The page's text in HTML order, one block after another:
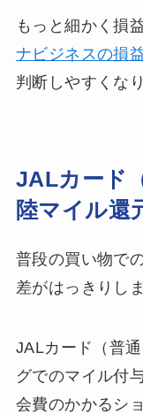
もっと細かく損
ナビジネスの損
判断しやすくな
JALカード
陸マイル還
普段の買い物で
差がはっきりしま
JALカード（普
グでのマイル付
会費のかかるシ